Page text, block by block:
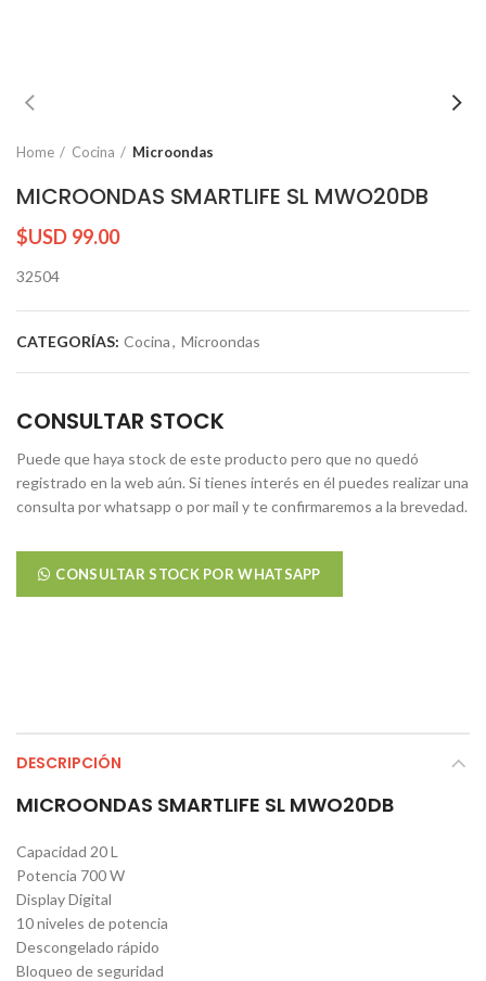
Home Cocina Microondas
MICROONDAS SMARTLIFE SL MWO20DB
$USD 99.00
32504
CATEGORÍAS: Cocina, Microondas
CONSULTAR STOCK
Puede que haya stock de este producto pero que no quedó
registrado en la web aún. Si tienes interés en él puedes realizar una
consulta por whatsapp o por mail y te confirmaremos a la brevedad.
CONSULTAR STOCK POR WHATSAPP
DESCRIPCIÓN
MICROONDAS SMARTLIFE SL MWO20DB
Capacidad 20 L
Potencia 700 W
Display Digital
10 niveles de potencia
Descongelado rápido
Bloqueo de seguridad